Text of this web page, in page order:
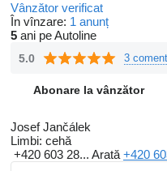
Vânzător verificat
În vînzare: 1 anunț
5 ani pe Autoline
5.0 3
Abonare la vânzător
Josef Jančálek
Limbi: cehă
+420 603 28... Arată +420